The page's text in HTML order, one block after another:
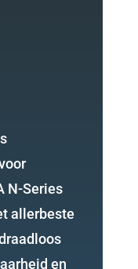
N-Series
allerbeste
en